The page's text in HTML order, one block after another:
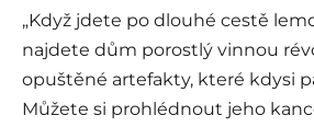
„Když jdete po dlouhé cestě
najdete dům porostlý vinnou
opuštěné artefakty, které kdysi
Můžete si prohlédnout jeho